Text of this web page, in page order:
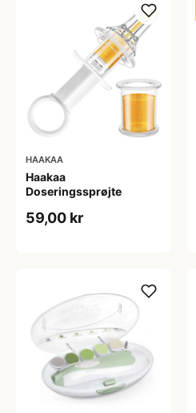
HAAKAA
Haakaa
Doseringssprøjte
59,00 kr